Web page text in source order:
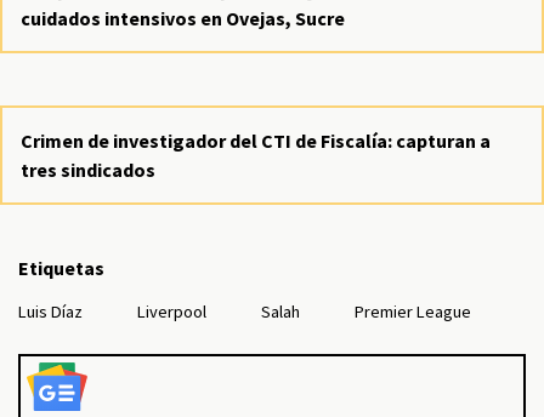
cuidados intensivos en Ovejas, Sucre
Crimen de investigador del CTI de Fiscalía: capturan a
tres sindicados
Etiquetas
Luis Díaz Liverpool Salah Premier League